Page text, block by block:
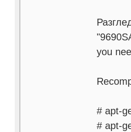
you
# apt-
# apt-